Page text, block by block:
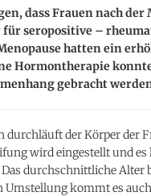
dass Frauen nach
seropositive –
hatten ein
Hormontherapie
gebracht
durchläuft der Körper der
wird eingestellt und
durchschnittliche Alter
Umstellung kommt es